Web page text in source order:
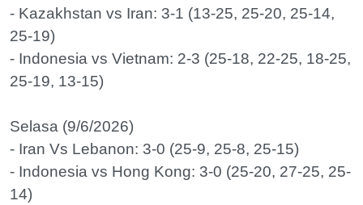
- Kazakhstan vs Iran: 3-1 (13-25, 25-20, 25-14,
25-19)
- Indonesia vs Vietnam: 2-3 (25-18, 22-25, 18-25,
25-19, 13-15)
Selasa (9/6/2026)
- Iran Vs Lebanon: 3-0 (25-9, 25-8, 25-15)
- Indonesia vs Hong Kong: 3-0 (25-20, 27-25, 25-
14)